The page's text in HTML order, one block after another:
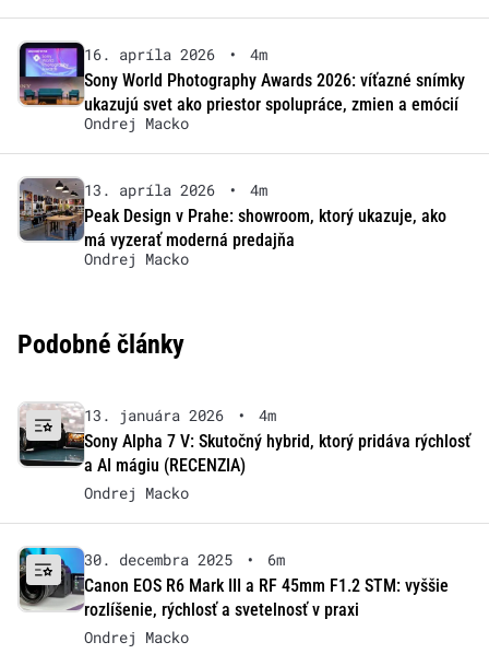
16. apríla 2026 •
4m
Sony World Photography Awards 2026: víťazné snímky
ukazujú svet ako priestor spolupráce, zmien a emócií
Ondrej Macko
13. apríla 2026 •
4m
Peak Design v Prahe: showroom, ktorý ukazuje, ako
má vyzerať moderná predajňa
Ondrej Macko
Podobné články
13. januára 2026 •
4m
Sony Alpha 7 V: Skutočný hybrid, ktorý pridáva rýchlosť
a AI mágiu (RECENZIA)
Ondrej Macko
30. decembra 2025 •
6m
Canon EOS R6 Mark III a RF 45mm F1.2 STM: vyššie
rozlíšenie, rýchlosť a svetelnosť v praxi
Ondrej Macko